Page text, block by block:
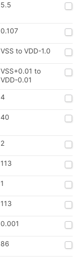
5.5
0.107
VSS to VDD-1.0
VSS+0.01 to
VDD-0.01
4
40
2
113
1
113
0.001
86